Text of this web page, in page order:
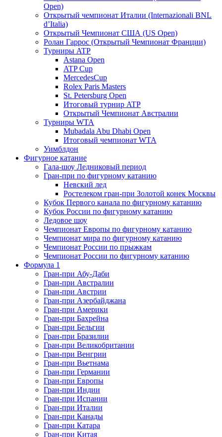
Open)
Открытый чемпионат Италии (Internazionali BNL
d’Italia)
Открытый Чемпионат США (US Open)
Ролан Гаррос (Открытый Чемпионат Франции)
Турниры ATP
Astana Open
ATP Cup
MercedesCup
Rolex Paris Masters
St. Petersburg Open
Итоговый турнир ATP
Открытый Чемпионат Австралии
Турниры WTA
Mubadala Abu Dhabi Open
Итоговый чемпионат WTA
Уимблдон
Фигурное катание
Гала-шоу Ледниковый период
Гран-при по фигурному катанию
Невский лед
Ростелеком гран-при Золотой конек Москвы
Кубок Первого канала по фигурному катанию
Кубок России по фигурному катанию
Ледовое шоу
Чемпионат Европы по фигурному катанию
Чемпионат мира по фигурному катанию
Чемпионат России по прыжкам
Чемпионат России по фигурному катанию
Формула 1
Гран-при Абу-Даби
Гран-при Австралии
Гран-при Австрии
Гран-при Азербайджана
Гран-при Америки
Гран-при Бахрейна
Гран-при Бельгии
Гран-при Бразилии
Гран-при Великобритании
Гран-при Венгрии
Гран-при Вьетнама
Гран-при Германии
Гран-при Европы
Гран-при Индии
Гран-при Испании
Гран-при Италии
Гран-при Канады
Гран-при Катара
Гран-при Китая